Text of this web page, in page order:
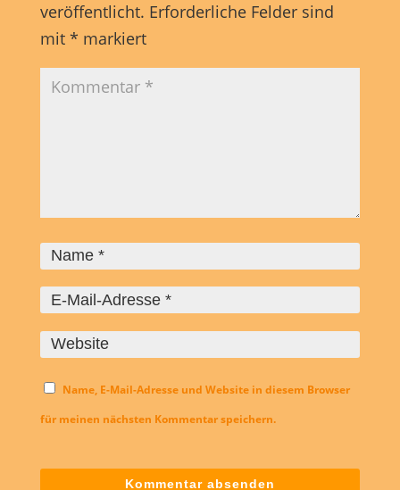
veröffentlicht. Erforderliche Felder sind
mit * markiert
Name, E-Mail-Adresse und Website in diesem Browser
für meinen nächsten Kommentar speichern.